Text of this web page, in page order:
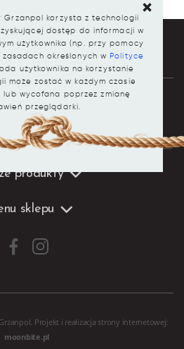
Grzanpol korzysta z technologii
dostęp do informacji w
użytkownika (np. przy pomocy
określonych w Polityce
użytkownika na korzystanie
może zostać w każdym czasie
lub wycofana poprzez zmianę
przeglądarki.
kontaktowe
produkty
sklepu
Projekt i realizacja strony internetowej:
moonbite.pl